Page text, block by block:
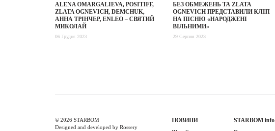
ALENA OMARGALIEVA, POSITIFF,
ZLATA OGNEVICH, DEMCHUK,
АННА ТРІНЧЕР, ENLEO – СВЯТИЙ
МИКОЛАЙ
06 Грудня 2023
БЕЗ ОБМЕЖЕНЬ ТА ZLATA
OGNEVICH ПРЕДСТАВИЛИ КЛІП
НА ПІСНЮ «НАРОДЖЕНІ
ВІЛЬНИМИ»
29 Серпня 2023
© 2026 STARBOM
Designed and developed by Rossery
НОВИНИ STARBOM info